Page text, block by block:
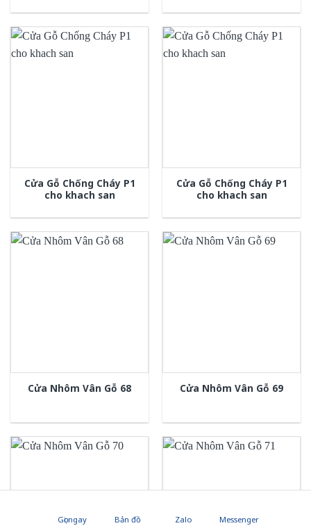
Cửa Gỗ Chống Cháy P1
cho khach san
Cửa Gỗ Chống Cháy P1
cho khach san
Cửa Nhôm Vân Gỗ 68 Cửa Nhôm Vân Gỗ 69
Gọi ngay Bản đồ Zalo Messenger